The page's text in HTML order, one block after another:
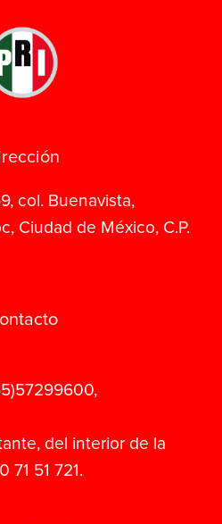
col. Buenavista,
Ciudad de México, C.P.
del interior de la
71 51 721.